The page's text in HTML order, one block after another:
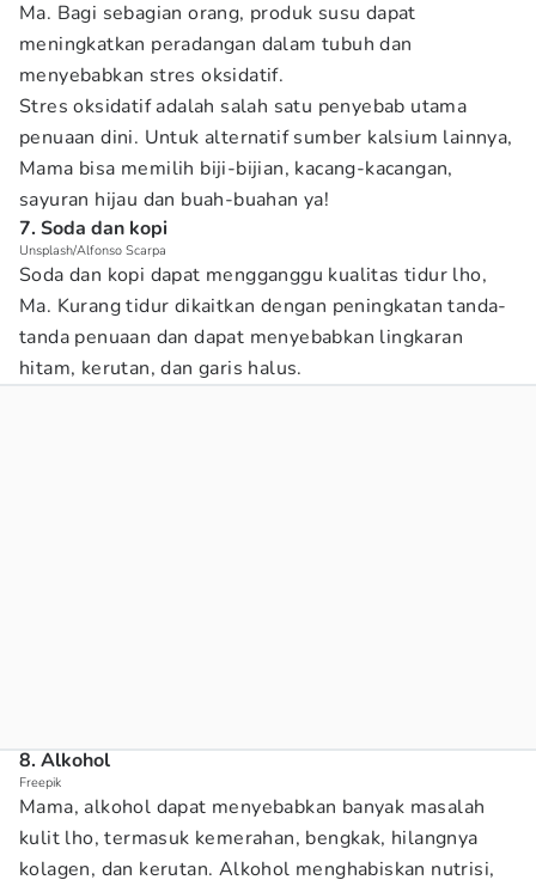
Ma. Bagi sebagian orang, produk susu dapat
meningkatkan peradangan dalam tubuh dan
menyebabkan stres oksidatif.
Stres oksidatif adalah salah satu penyebab utama
penuaan dini. Untuk alternatif sumber kalsium lainnya,
Mama bisa memilih biji-bijian, kacang-kacangan,
sayuran hijau dan buah-buahan ya!
7. Soda dan kopi
Unsplash/Alfonso Scarpa
Soda dan kopi dapat mengganggu kualitas tidur lho,
Ma. Kurang tidur dikaitkan dengan peningkatan tanda-
tanda penuaan dan dapat menyebabkan lingkaran
hitam, kerutan, dan garis halus.
8. Alkohol
Freepik
Mama, alkohol dapat menyebabkan banyak masalah
kulit lho, termasuk kemerahan, bengkak, hilangnya
kolagen, dan kerutan. Alkohol menghabiskan nutrisi,